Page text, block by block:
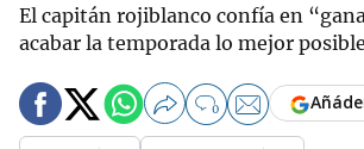
El capitán rojiblanco confía en
acabar la temporada lo mejor
0